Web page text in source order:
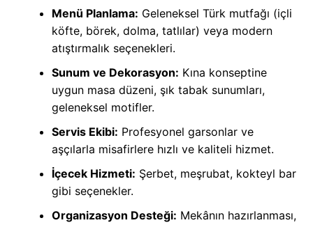
Menü Planlama: Geleneksel Türk mutfağı (içli
köfte, börek, dolma, tatlılar) veya modern
atıştırmalık seçenekleri.
Sunum ve Dekorasyon: Kına konseptine
uygun masa düzeni, şık tabak sunumları,
geleneksel motifler.
Servis Ekibi: Profesyonel garsonlar ve
aşçılarla misafirlere hızlı ve kaliteli hizmet.
İçecek Hizmeti: Şerbet, meşrubat, kokteyl bar
gibi seçenekler.
Organizasyon Desteği: Mekânın hazırlanması,